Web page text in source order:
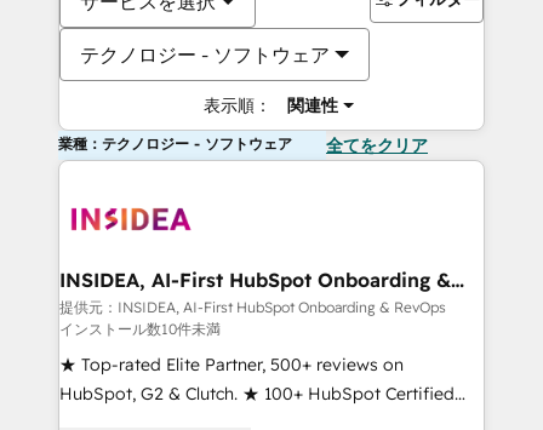
テクノロジー - ソフトウェア
表示順： 関連性
業種：テクノロジー - ソフトウェア 全てをクリア
INSIDEA, AI-First HubSpot Onboarding &
RevOps
提供元：INSIDEA, AI-First HubSpot Onboarding & RevOps
インストール数10件未満
★ Top-rated Elite Partner, 500+ reviews on
HubSpot, G2 & Clutch. ★ 100+ HubSpot Certified